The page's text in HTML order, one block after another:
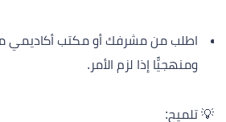
اطلب من مشرفك أو مكتب أكاديمي
ومنهجيًّا إذا لزم الأمر.
💡 تلميح: